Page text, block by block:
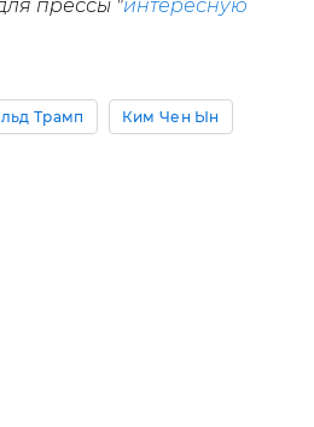
прессы "интересную
Трамп Ким Чен Ын